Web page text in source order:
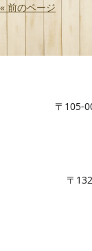
« 前のページ
〒105-
〒